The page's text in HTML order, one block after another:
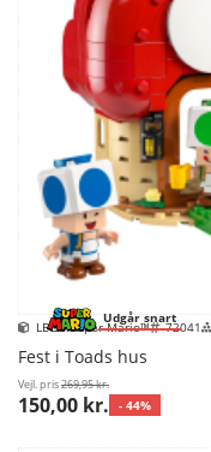
Udgår snart
LEGO Super Mario™ 72041
Fest i Toads hus
Vejl. pris269,95 kr.
150,00 kr. - 44%